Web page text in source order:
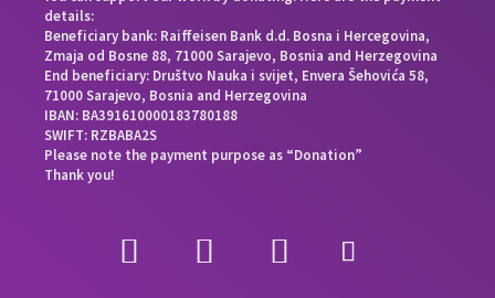
details:
Beneficiary bank: Raiffeisen Bank d.d. Bosna i Hercegovina,
Zmaja od Bosne 88, 71000 Sarajevo, Bosnia and Herzegovina
End beneficiary: Društvo Nauka i svijet, Envera Šehovića 58,
71000 Sarajevo, Bosnia and Herzegovina
IBAN: BA391610000183780188
SWIFT: RZBABA2S
Please note the payment purpose as “Donation”
Thank you!